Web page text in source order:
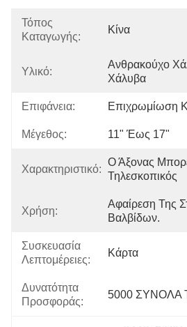
Τόπος
Καταγωγής:
Κίνα
Υλικό:
Ανθρακούχο
Χάλυβα
Επιφάνεια: Επιχρωμίωση
Μέγεθος: 11" Έως 17"
Χαρακτηριστικό:
Ο Άξονας
Τηλεσκοπικός
Χρήση:
Αφαίρεση Της
Βαλβίδων.
Συσκευασία
Λεπτομέρειες:
Κάρτα
Δυνατότητα
Προσφοράς:
5000